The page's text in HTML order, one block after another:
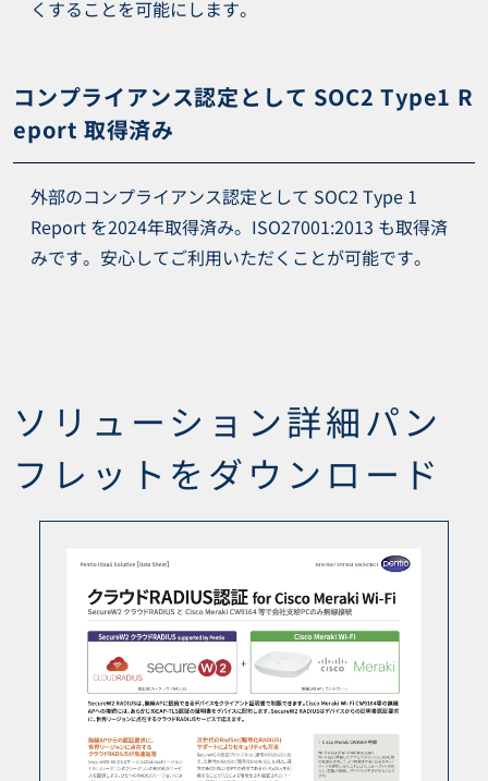
くすることを可能にします。
コンプライアンス認定として SOC2 Type1 R
eport 取得済み
外部のコンプライアンス認定として SOC2 Type 1
Report を2024年取得済み。ISO27001:2013 も取得済
みです。安心してご利用いただくことが可能です。
ソリューション詳細パン
フレットをダウンロード